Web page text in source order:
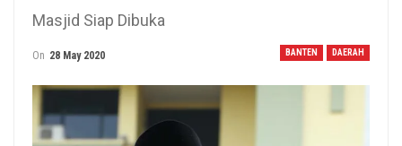
Masjid Siap Dibuka
BANTEN DAERAH
On 28 May 2020